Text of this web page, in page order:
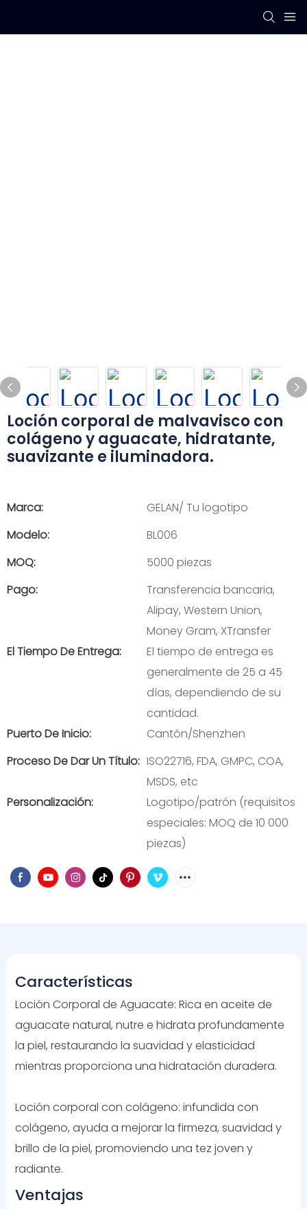
Loción corporal de malvavisco con
colágeno y aguacate, hidratante,
suavizante e iluminadora.
Marca:
GELAN/ Tu logotipo
Modelo:
BL006
MOQ:
5000 piezas
Pago:
Transferencia bancaria,
Alipay, Western Union,
Money Gram, XTransfer
El Tiempo De Entrega:
El tiempo de entrega es
generalmente de 25 a 45
días, dependiendo de su
cantidad.
Puerto De Inicio:
Cantón/Shenzhen
Proceso De Dar Un Título: ISO22716, FDA, GMPC, COA,
MSDS, etc
Personalización:
Logotipo/patrón (requisitos
especiales: MOQ de 10 000
piezas)
Características
Loción Corporal de Aguacate: Rica en aceite de
aguacate natural, nutre e hidrata profundamente
la piel, restaurando la suavidad y elasticidad
mientras proporciona una hidratación duradera.
Loción corporal con colágeno: infundida con
colágeno, ayuda a mejorar la firmeza, suavidad y
brillo de la piel, promoviendo una tez joven y
radiante.
Ventajas